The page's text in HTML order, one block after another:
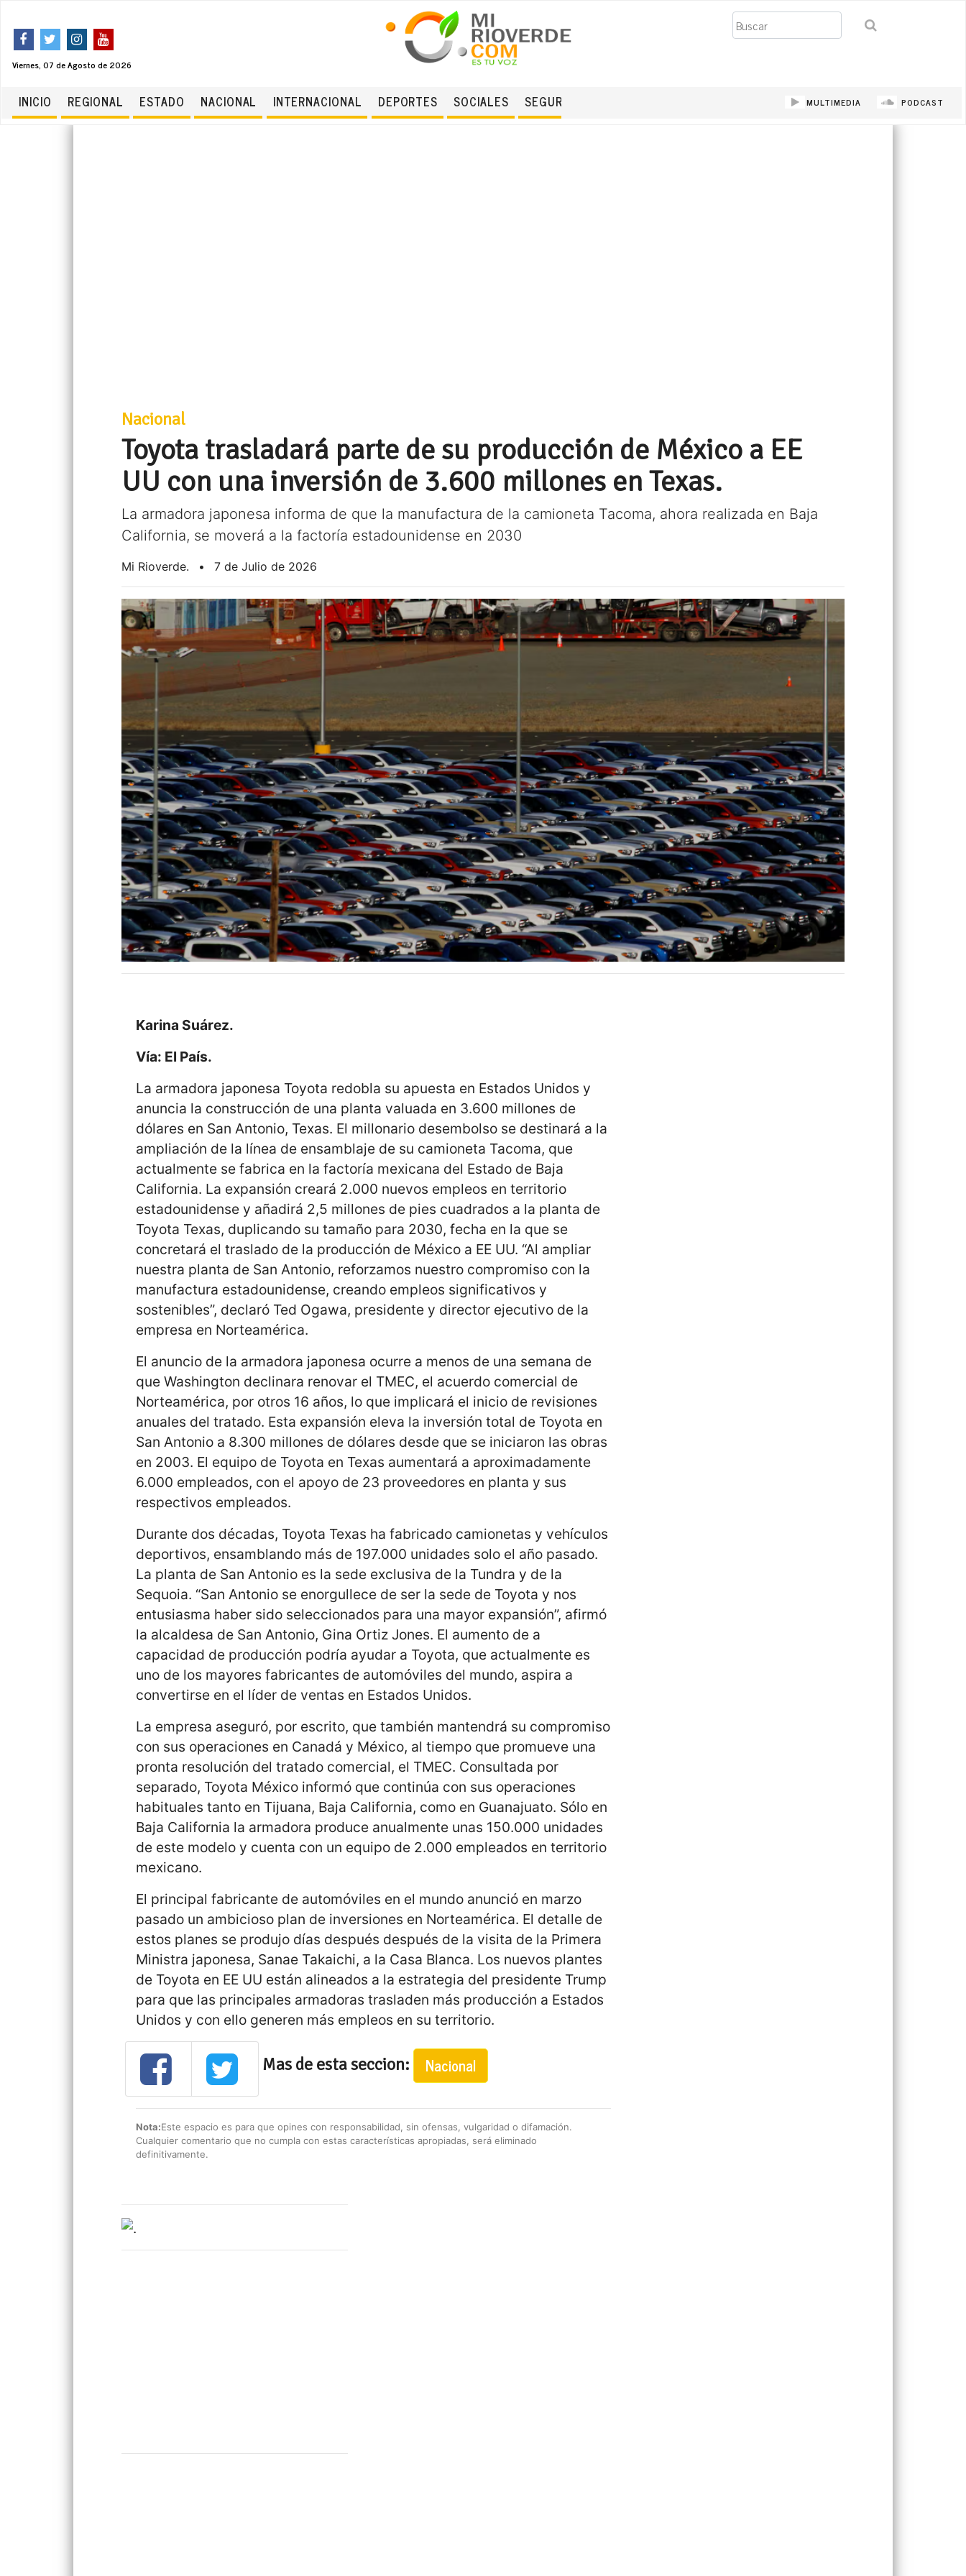
Viernes, 07 de Agosto de 2026
Buscar
INICIO REGIONAL ESTADO NACIONAL INTERNACIONAL DEPORTES SOCIALES SEGURIDAD MULTIMEDIA PODCAST
Nacional
Toyota trasladará parte de su producción de México a EE
UU con una inversión de 3.600 millones en Texas.
La armadora japonesa informa de que la manufactura de la camioneta Tacoma, ahora realizada en Baja
California, se moverá a la factoría estadounidense en 2030
Mi Rioverde. • 7 de Julio de 2026
Karina Suárez.
Vía: El País.
La armadora japonesa Toyota redobla su apuesta en Estados Unidos y
anuncia la construcción de una planta valuada en 3.600 millones de
dólares en San Antonio, Texas. El millonario desembolso se destinará a la
ampliación de la línea de ensamblaje de su camioneta Tacoma, que
actualmente se fabrica en la factoría mexicana del Estado de Baja
California. La expansión creará 2.000 nuevos empleos en territorio
estadounidense y añadirá 2,5 millones de pies cuadrados a la planta de
Toyota Texas, duplicando su tamaño para 2030, fecha en la que se
concretará el traslado de la producción de México a EE UU. “Al ampliar
nuestra planta de San Antonio, reforzamos nuestro compromiso con la
manufactura estadounidense, creando empleos significativos y
sostenibles”, declaró Ted Ogawa, presidente y director ejecutivo de la
empresa en Norteamérica.
El anuncio de la armadora japonesa ocurre a menos de una semana de
que Washington declinara renovar el TMEC, el acuerdo comercial de
Norteamérica, por otros 16 años, lo que implicará el inicio de revisiones
anuales del tratado. Esta expansión eleva la inversión total de Toyota en
San Antonio a 8.300 millones de dólares desde que se iniciaron las obras
en 2003. El equipo de Toyota en Texas aumentará a aproximadamente
6.000 empleados, con el apoyo de 23 proveedores en planta y sus
respectivos empleados.
Durante dos décadas, Toyota Texas ha fabricado camionetas y vehículos
deportivos, ensamblando más de 197.000 unidades solo el año pasado.
La planta de San Antonio es la sede exclusiva de la Tundra y de la
Sequoia. “San Antonio se enorgullece de ser la sede de Toyota y nos
entusiasma haber sido seleccionados para una mayor expansión”, afirmó
la alcaldesa de San Antonio, Gina Ortiz Jones. El aumento de a
capacidad de producción podría ayudar a Toyota, que actualmente es
uno de los mayores fabricantes de automóviles del mundo, aspira a
convertirse en el líder de ventas en Estados Unidos.
La empresa aseguró, por escrito, que también mantendrá su compromiso
con sus operaciones en Canadá y México, al tiempo que promueve una
pronta resolución del tratado comercial, el TMEC. Consultada por
separado, Toyota México informó que continúa con sus operaciones
habituales tanto en Tijuana, Baja California, como en Guanajuato. Sólo en
Baja California la armadora produce anualmente unas 150.000 unidades
de este modelo y cuenta con un equipo de 2.000 empleados en territorio
mexicano.
El principal fabricante de automóviles en el mundo anunció en marzo
pasado un ambicioso plan de inversiones en Norteamérica. El detalle de
estos planes se produjo días después después de la visita de la Primera
Ministra japonesa, Sanae Takaichi, a la Casa Blanca. Los nuevos plantes
de Toyota en EE UU están alineados a la estrategia del presidente Trump
para que las principales armadoras trasladen más producción a Estados
Unidos y con ello generen más empleos en su territorio.
Mas de esta seccion: Nacional
Nota:Este espacio es para que opines con responsabilidad, sin ofensas, vulgaridad o difamación.
Cualquier comentario que no cumpla con estas características apropiadas, será eliminado
definitivamente.